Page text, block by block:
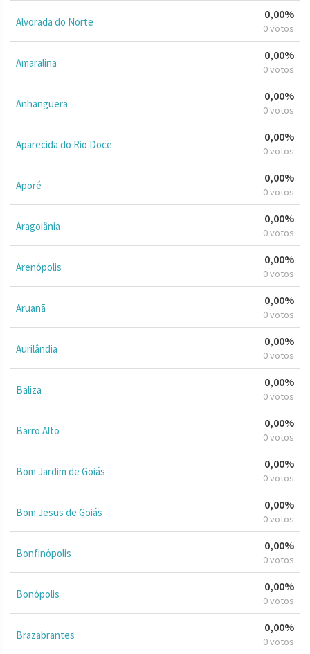
Alvorada do Norte
0,00%
0 votos
Amaralina
0,00%
0 votos
Anhangüera
0,00%
0 votos
Aparecida do Rio Doce
0,00%
0 votos
Aporé
0,00%
0 votos
Aragoiânia
0,00%
0 votos
Arenópolis
0,00%
0 votos
Aruanã
0,00%
0 votos
Aurilândia
0,00%
0 votos
Baliza
0,00%
0 votos
Barro Alto
0,00%
0 votos
Bom Jardim de Goiás
0,00%
0 votos
Bom Jesus de Goiás
0,00%
0 votos
Bonfinópolis
0,00%
0 votos
Bonópolis
0,00%
0 votos
Brazabrantes
0,00%
0 votos